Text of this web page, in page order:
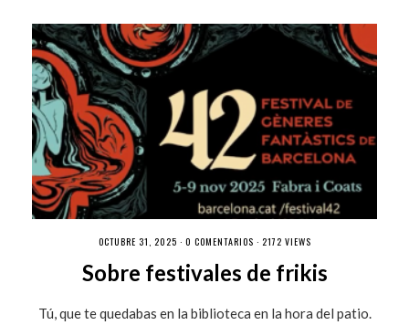
OCTUBRE 31, 2025 · 0 COMENTARIOS · 2172 VIEWS
Sobre festivales de frikis
Tú, que te quedabas en la biblioteca en la hora del patio.